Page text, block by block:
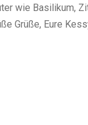
wie Basilikum,
Grüße, Eure